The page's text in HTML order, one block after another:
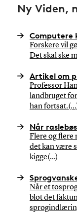
Ny Viden,
Computere
Forskere vil
Det skal ske
Artikel om
Professor
landbruget
han
Når
Flere og
det kan være
kigge(...)
Når et
blot det